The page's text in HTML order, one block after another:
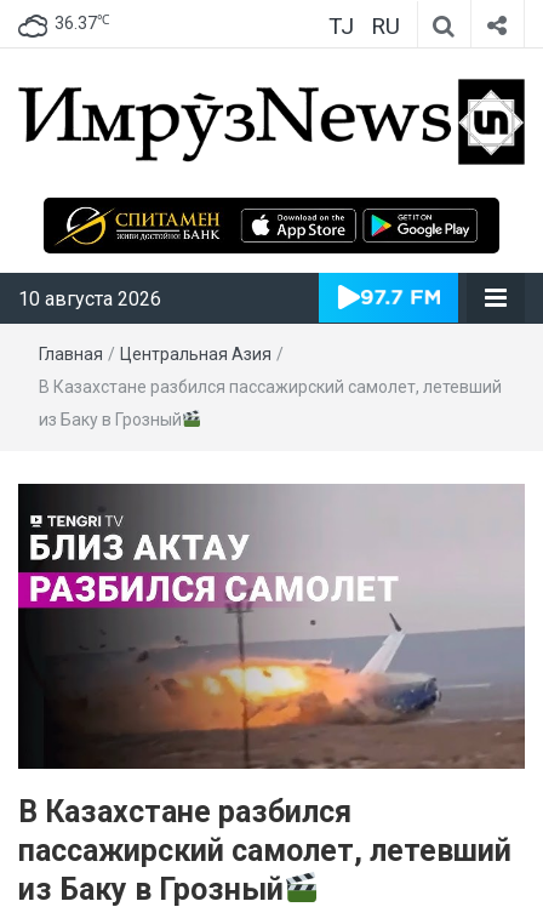
36.37℃ TJ RU
ИмрӯзNews
10 августа 2026
Главная / Центральная Азия /
В Казахстане разбился пассажирский самолет, летевший
из Баку в Грозный
В Казахстане разбился
пассажирский самолет, летевший
из Баку в Грозный